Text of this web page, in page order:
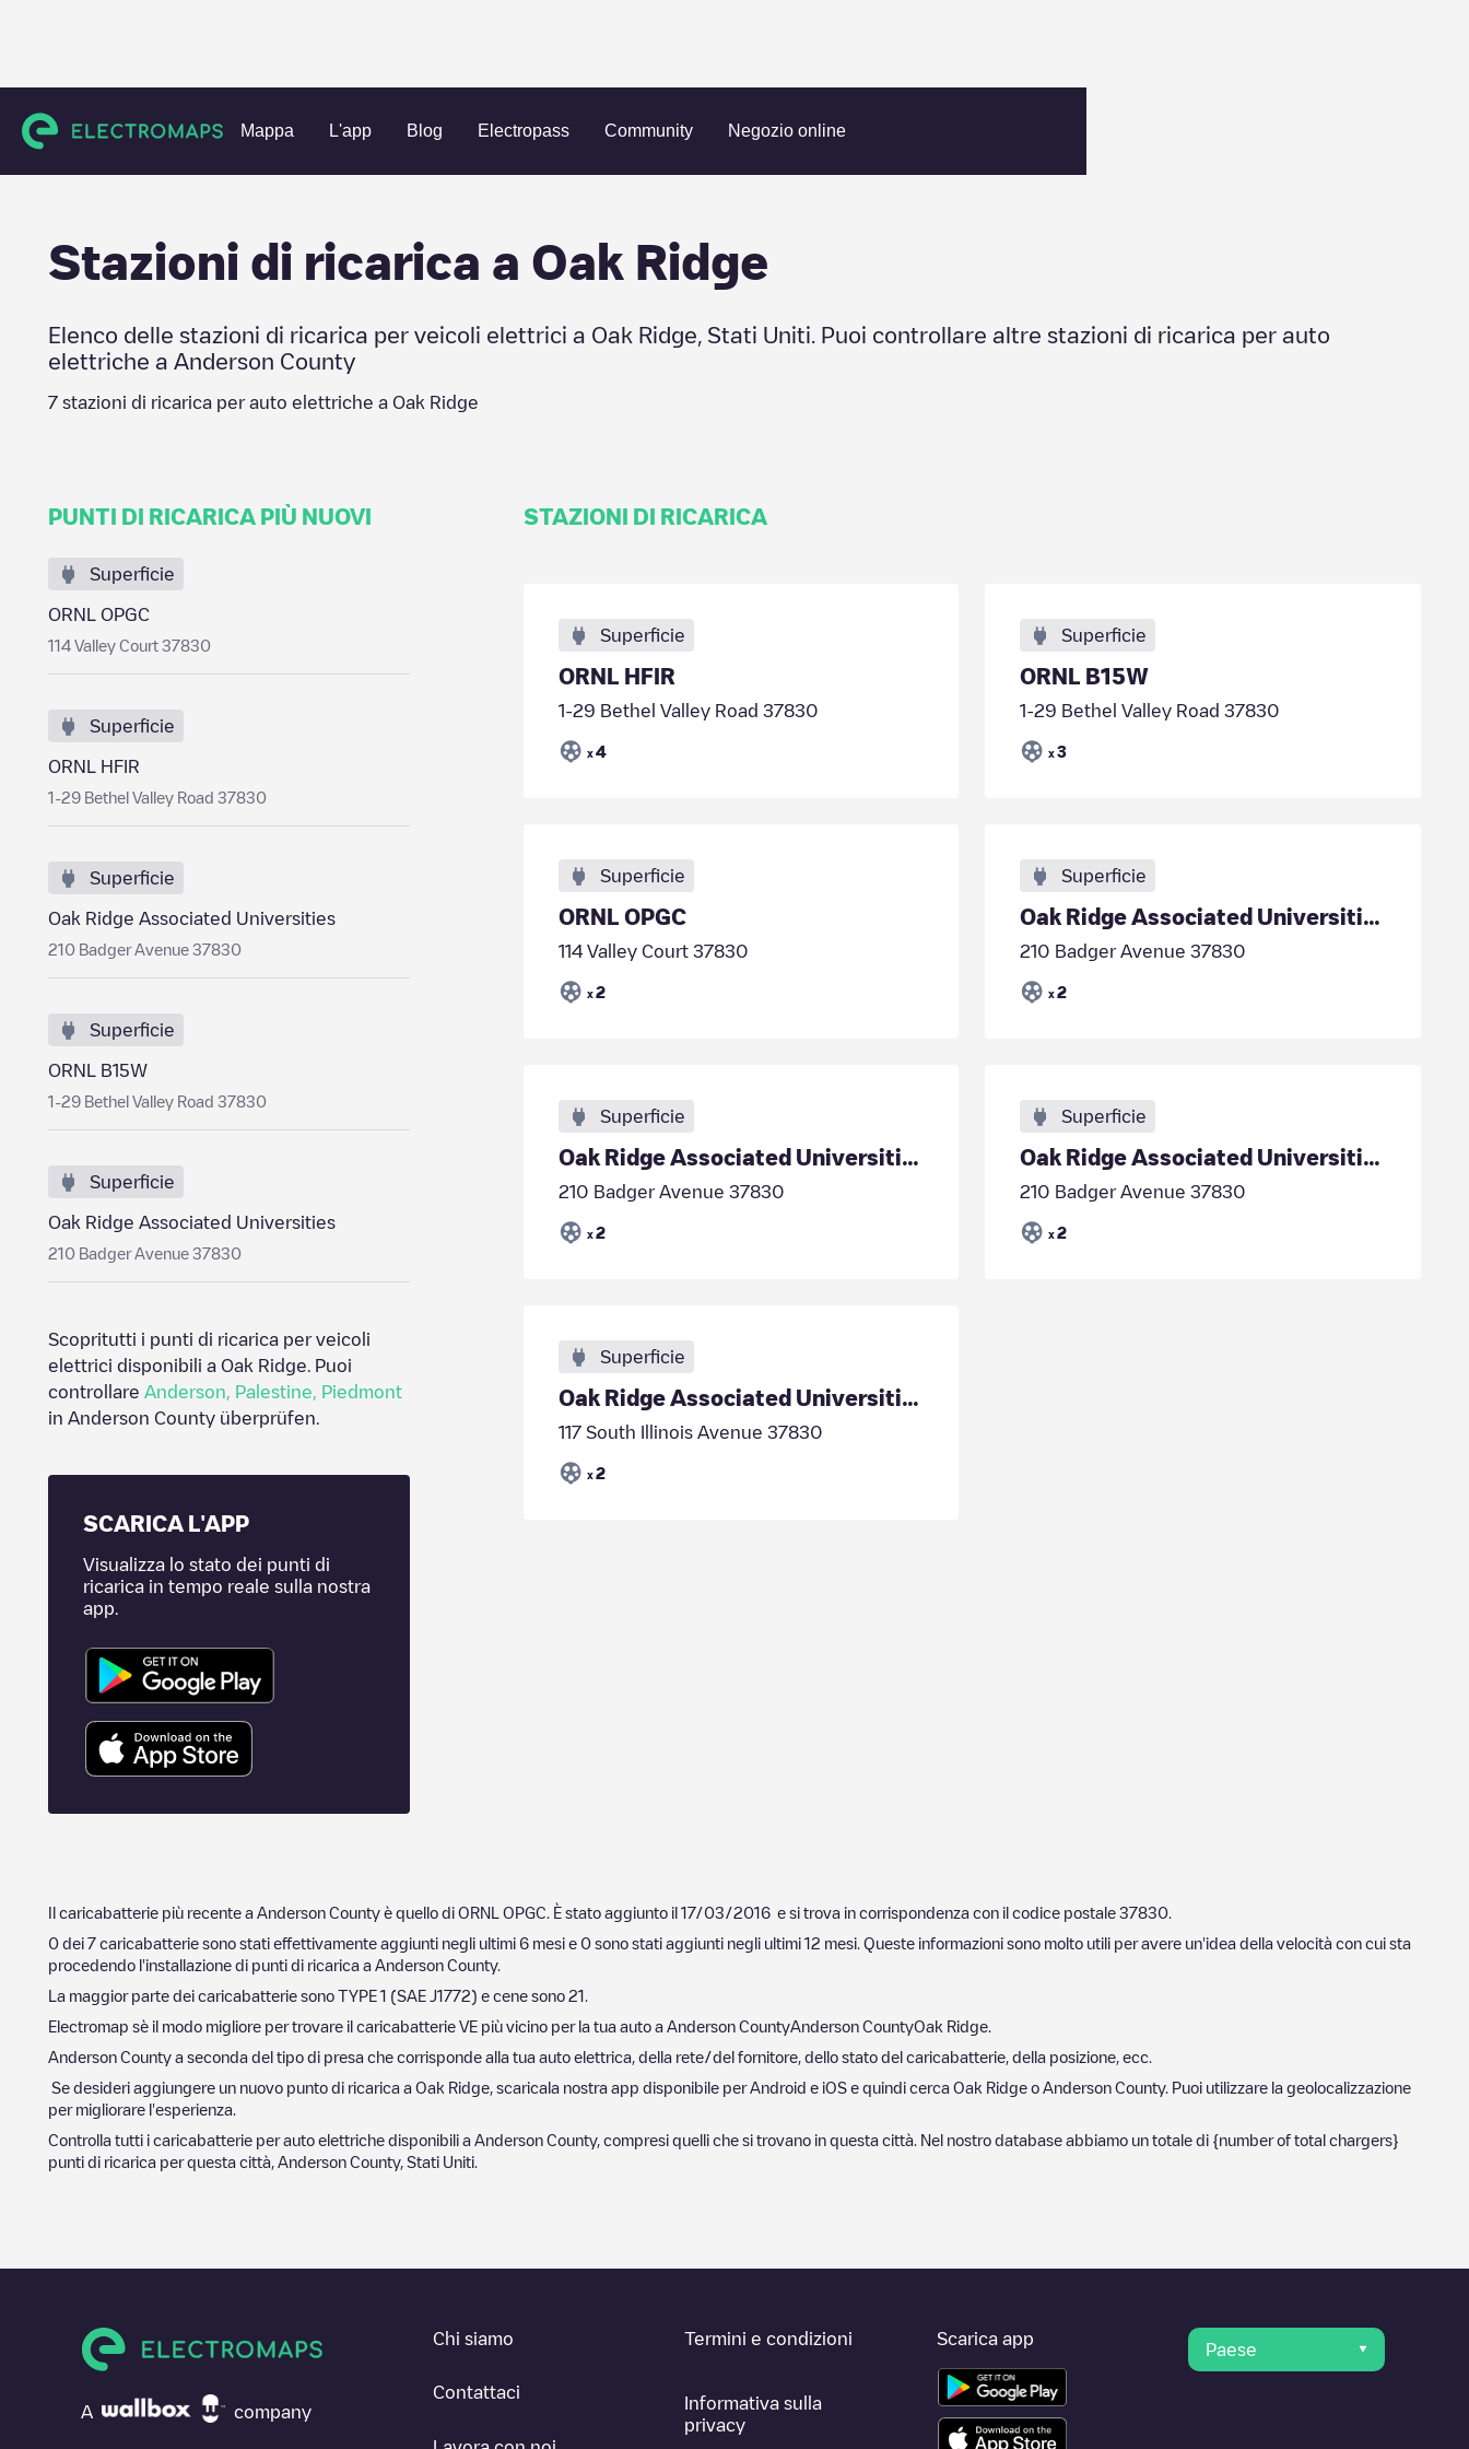
Mappa L'app Blog Electropass Community Negozio online
Charging stations Stati Uniti Anderson County Oak Ridge
Stazioni di ricarica a Oak Ridge
Elenco delle stazioni di ricarica per veicoli elettrici a Oak Ridge Stati Uniti . Puoi controllare altre stazioni di ricarica per auto
elettriche a Anderson County
7 stazioni di ricarica per auto elettriche a Oak Ridge
PUNTI DI RICARICA PIÙ NUOVI
Superficie
ORNL OPGC
114 Valley Court 37830
Superficie
ORNL HFIR
1-29 Bethel Valley Road 37830
Superficie
Oak Ridge Associated Universities
210 Badger Avenue 37830
Superficie
ORNL B15W
1-29 Bethel Valley Road 37830
Superficie
Oak Ridge Associated Universities
210 Badger Avenue 37830
Scopritutti i punti di ricarica per veicoli
elettrici disponibili a Oak Ridge . Puoi
controllare Anderson Palestine
Piedmont
in Anderson County überprüfen.
SCARICA L'APP
Visualizza lo stato dei punti di
ricarica in tempo reale sulla nostra
app.
STAZIONI DI RICARICA
Superficie
ORNL HFIR
1-29 Bethel Valley Road 37830
x 4
Superficie
ORNL B15W
1-29 Bethel Valley Road 37830
x 3
Superficie
ORNL OPGC
114 Valley Court 37830
x 2
Superficie
Oak Ridge Associated Universities
210 Badger Avenue 37830
x 2
Superficie
Oak Ridge Associated Universities
210 Badger Avenue 37830
x 2
Superficie
Oak Ridge Associated Universities
210 Badger Avenue 37830
x 2
Superficie
Oak Ridge Associated Universities
117 South Illinois Avenue 37830
x 2
Il caricabatterie più recente a Anderson County è quello di ORNL OPGC . È stato aggiunto il 17/03/2016 e si trova in corrispondenza con il codice postale 37830
0 dei 7 caricabatterie sono stati effettivamente aggiunti negli ultimi 6 mesi e 0 sono stati aggiunti negli ultimi 12 mesi. Queste informazioni sono molto utili per avere un'idea della velocità con cui sta
procedendo l'installazione di punti di ricarica a Anderson County.
La maggior parte dei caricabatterie sono TYPE 1 (SAE J1772) e cene sono 21
Electromap sè il modo migliore per trovare il caricabatterie VE più vicino per la tua auto a Anderson CountyAnderson CountyOak Ridge
Anderson County a seconda del tipo di presa che corrisponde alla tua auto elettrica, della rete/del fornitore, dello stato del caricabatterie, della posizione, ecc.
Se desideri aggiungere un nuovo punto di ricarica a Oak Ridge , scaricala nostra app disponibile per Android e iOS e quindi cerca Oak Ridge o Anderson County. Puoi utilizzare la geolocalizzazione
per migliorare l'esperienza.
Controlla tutti i caricabatterie per auto elettriche disponibili a Anderson County, compresi quelli che si trovano in questa città. Nel nostro database abbiamo un totale di {number of total chargers}
punti di ricarica per questa città, Anderson County, Stati Uniti
A company
Chi siamo
Contattaci
Termini e condizioni
Informativa sulla
privacy
Scarica app
Paese